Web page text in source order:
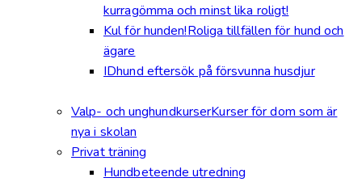
kurragömma och minst lika roligt!
Kul för hunden!Roliga tillfällen för hund och
ägare
IDhund eftersök på försvunna husdjur
Valp- och unghundkurserKurser för dom som är
nya i skolan
Privat träning
Hundbeteende utredning